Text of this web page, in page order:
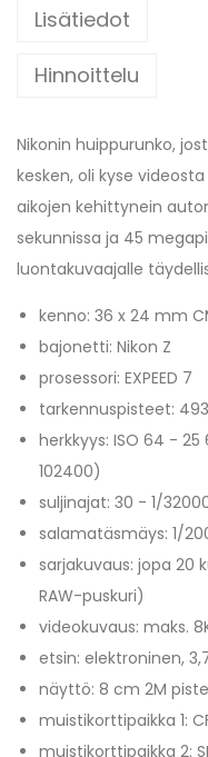
Lisätiedot
Hinnoittelu
Nikonin huippurunko,
kesken, oli kyse
aikojen kehittynein
sekunnissa ja 45
luontakuvaajalle
kenno: 36 x 24 mm
bajonetti: Nikon Z
prosessori: EXPEED 7
tarkennuspisteet: 493
herkkyys: ISO 64 -
102400)
suljinajat: 30 - 1/
salamatäsmäys: 1/
sarjakuvaus: jopa 20
RAW-puskuri)
videokuvaus: maks.
etsin: elektroninen,
näyttö: 8 cm 2M
muistikorttipaikka 1:
muistikorttipaikka 2: